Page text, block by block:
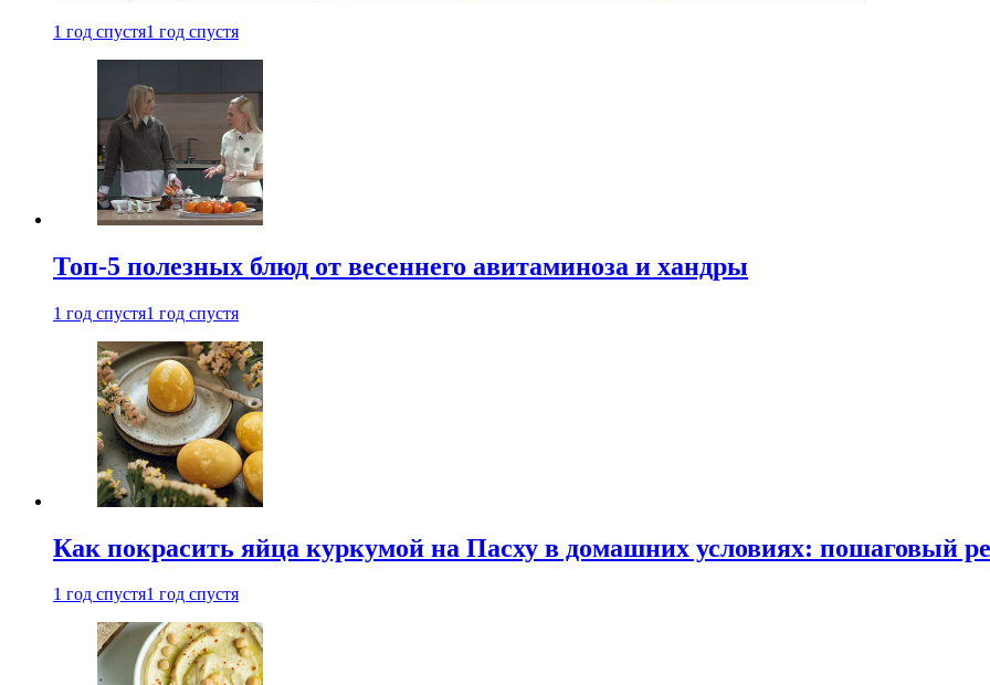
1 год спустя1 год спустя
Топ-5 полезных блюд от весеннего авитаминоза и хандры
1 год спустя1 год спустя
Как покрасить яйца куркумой на Пасху в домашних условиях: пошаговый
1 год спустя1 год спустя